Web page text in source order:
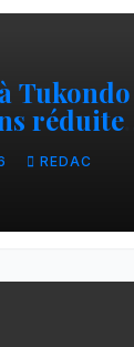
Tukondo
réduites
plusieurs
abri
REDAC